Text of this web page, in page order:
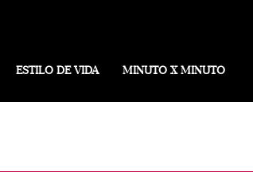
ESTILO DE VIDA MINUTO X MINUTO